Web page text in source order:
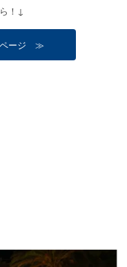
！↓
ページ ≫